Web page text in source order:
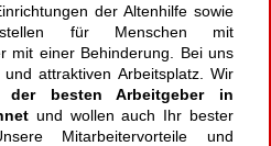
der Altenhilfe sowie
für Menschen mit
mit einer Behinderung. Bei uns
attraktiven Arbeitsplatz. Wir
besten Arbeitgeber in
und wollen auch Ihr bester
Mitarbeitervorteile und